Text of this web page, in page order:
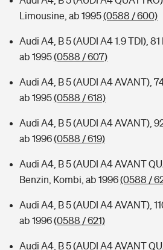
Limousine, ab 1995(0588 / 600)
Audi A4, B 5 (AUDI A4 1.9 TDI),
ab 1995(0588 / 607)
Audi A4, B 5 (AUDI A4 AVANT),
ab 1995(0588 / 618)
Audi A4, B 5 (AUDI A4 AVANT),
ab 1996(0588 / 619)
Audi A4, B 5 (AUDI A4 AVANT
Benzin, Kombi, ab 1996(0588 /
Audi A4, B 5 (AUDI A4 AVANT),
ab 1996(0588 / 621)
Audi A4, B 5 (AUDI A4 AVANT